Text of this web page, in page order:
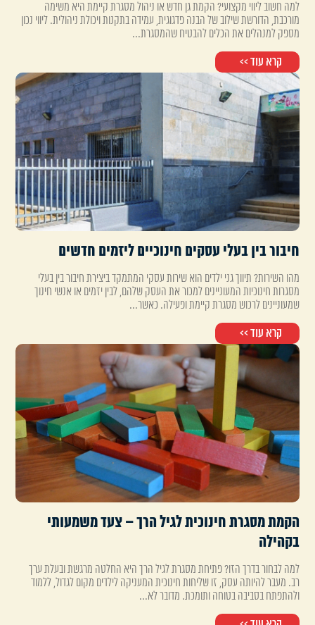
למה חשוב ליווי מקצועי? הקמת גן חדש או ניהול מסגרת קיימת היא משימה
מורכבת, הדורשת שילוב של הבנה פדגוגית, עמידה בתקנות ויכולת ניהולית. ליווי נכון
מספק למנהלים את הכלים להבטיח שהמסגרת...
קרא עוד >>
חיבור בין בעלי עסקים חינוכיים ליזמים חדשים
מהו השירות? תיווך גני ילדים הוא שירות עסקי המתמקד ביצירת חיבור בין בעלי
מסגרות חינוכיות המעוניינים למכור את העסק שלהם, לבין יזמים או אנשי חינוך
שמעוניינים לרכוש מסגרת קיימת ופעילה. כאשר...
קרא עוד >>
הקמת מסגרת חינוכית לגיל הרך – צעד משמעותי
בקהילה
למה לבחור בדרך הזו? פתיחת מסגרת לגיל הרך היא החלטה מרגשת ובעלת ערך
רב. מעבר להיותה עסק, זו שליחות חינוכית המעניקה לילדים מקום לגדול, ללמוד
ולהתפתח בסביבה בטוחה ותומכת. מדובר לא...